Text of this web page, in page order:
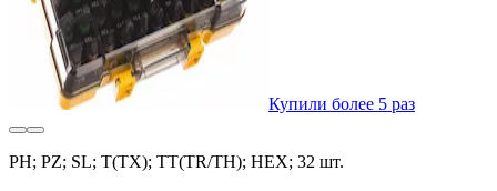
Купили более 5 раз
PH; PZ; SL; T(TX); TT(TR/TH); HEX; 32 шт.